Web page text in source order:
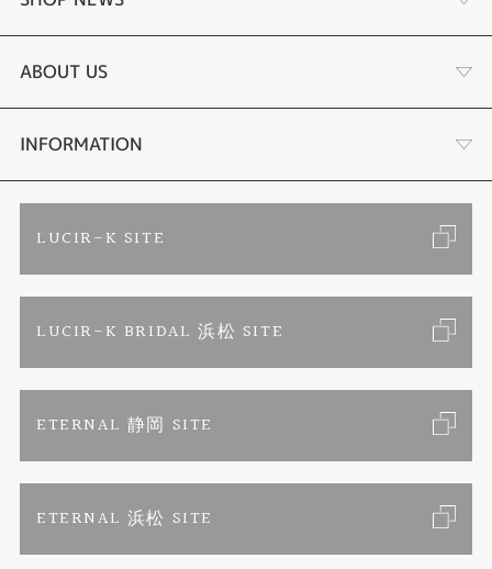
結婚指輪
セットリング
エタニティリング
婚約ネックレス
真珠ネックレス
商品一覧
ブランドリスト
トピックス
リフォーム
ABOUT US
店舗情報・会社概要
お問い合わせ
INFORMATION
特定商取引に関する表記
LUCIR-K SITE
LUCIR-K BRIDAL 浜松 SITE
ETERNAL 静岡 SITE
ETERNAL 浜松 SITE